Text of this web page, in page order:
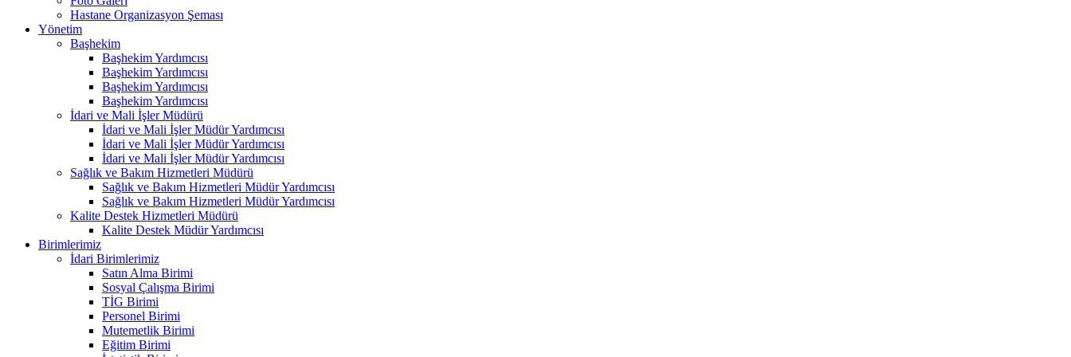
Hastane Organizasyon Şeması
Yönetim
Başhekim
Başhekim Yardımcısı
Başhekim Yardımcısı
Başhekim Yardımcısı
Başhekim Yardımcısı
İdari ve Mali İşler Müdürü
İdari ve Mali İşler Müdür Yardımcısı
İdari ve Mali İşler Müdür Yardımcısı
İdari ve Mali İşler Müdür Yardımcısı
Sağlık ve Bakım Hizmetleri Müdürü
Sağlık ve Bakım Hizmetleri Müdür Yardımcısı
Sağlık ve Bakım Hizmetleri Müdür Yardımcısı
Kalite Destek Hizmetleri Müdürü
Kalite Destek Müdür Yardımcısı
Birimlerimiz
İdari Birimlerimiz
Satın Alma Birimi
Sosyal Çalışma Birimi
TİG Birimi
Personel Birimi
Mutemetlik Birimi
Eğitim Birimi